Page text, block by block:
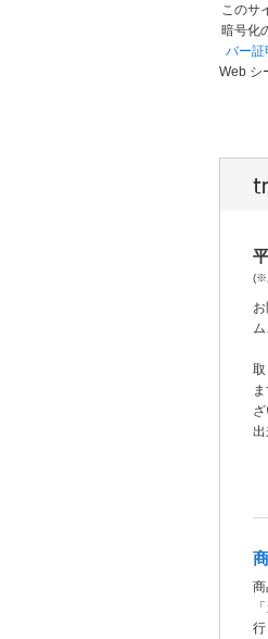
このサ
暗号化
バー証
Web シ
(※
ム
出